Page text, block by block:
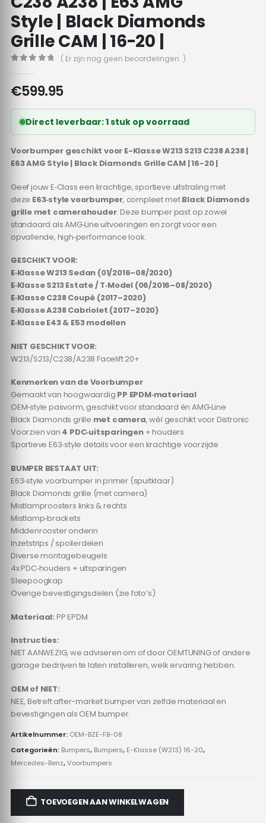
Style | Black Diamonds
Grille CAM | 16-20 |
( Er zijn nog geen beoordelingen. )
€599.95
Direct leverbaar: 1 stuk op voorraad
Voorbumper geschikt voor E-Klasse W213 S213 C238 A238 |
E63 AMG Style | Black Diamonds Grille CAM | 16-20 |
Geef jouw E‑Class een krachtige, sportieve uitstraling met
deze E63‑style voorbumper, compleet metBlack Diamonds
grille met camerahouder. Deze bumper past op zowel
standaard als AMG‑Line uitvoeringen en zorgt voor een
opvallende, high‑performance look.
GESCHIKT VOOR:
E‑Klasse W213 Sedan (01/2016–08/2020)
E‑Klasse S213 Estate / T‑Model (06/2016–08/2020)
E‑Klasse C238 Coupé (2017–2020)
E‑Klasse A238 Cabriolet (2017–2020)
E‑Klasse E43 & E53 modellen
NIET GESCHIKT VOOR:
W213/S213/C238/A238 Facelift 20+
Kenmerken van de Voorbumper
Gemaakt van hoogwaardig PP EPDM‑materiaal
OEM‑style pasvorm, geschikt voor standaard én AMG‑Line
Black Diamonds grille met camera, wél geschikt voor Distronic
Voorzien van 4 PDC‑uitsparingen+ houders
Sportieve E63‑style details voor een krachtige voorzijde
BUMPER BESTAAT UIT:
E63‑style voorbumper in primer (spuitklaar)
Black Diamonds grille (met camera)
Mistlamproosters links & rechts
Mistlamp‑brackets
Middenrooster onderin
Inzetstrips / spoilerdelen
Diverse montagebeugels
4x PDC‑houders + uitsparingen
Sleepoogkap
Overige bevestigingsdelen (zie foto’s)
Materiaal: PP EPDM
Instructies:
NIET AANWEZIG, we adviseren om of door OEMTUNING of andere
garage bedrijven te laten installeren, welk ervaring hebben.
OEM of NIET:
NEE, Betreft after-market bumper van zelfde materiaal en
bevestigingen als OEM bumper.
Artikelnummer: OEM-BZE-FB-08
Categorieën: Bumpers, Bumpers, E-Klasse (W213) 16-20,
Mercedes-Benz,Voorbumpers
TOEVOEGEN AAN WINKELWAGEN